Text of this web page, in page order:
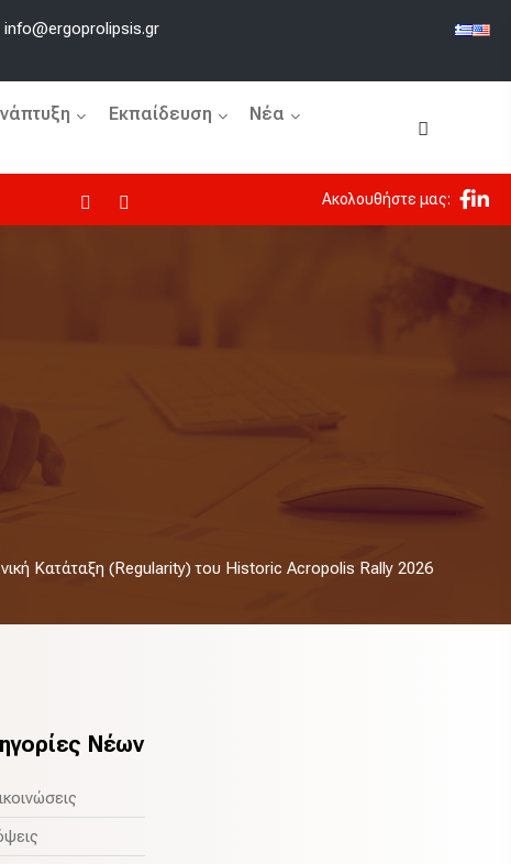
info@ergoprolipsis.gr
Εκπαίδευση
Νέα
Κλασσικό Ράλλυ Κρήτης 2026 | Αποτελέσματα
Ακολουθήστε μας:
Κατάταξη (Regularity) του Historic Acropolis Rally 2026
Νέων